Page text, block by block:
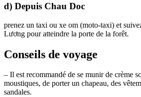
d) Depuis Chau Doc
prenez un taxi ou xe om (moto-taxi) et
Lương pour atteindre la porte de la forêt.
Conseils de voyage
– Il est recommandé de se munir de crème
moustiques, de porter un chapeau, des
sandales.